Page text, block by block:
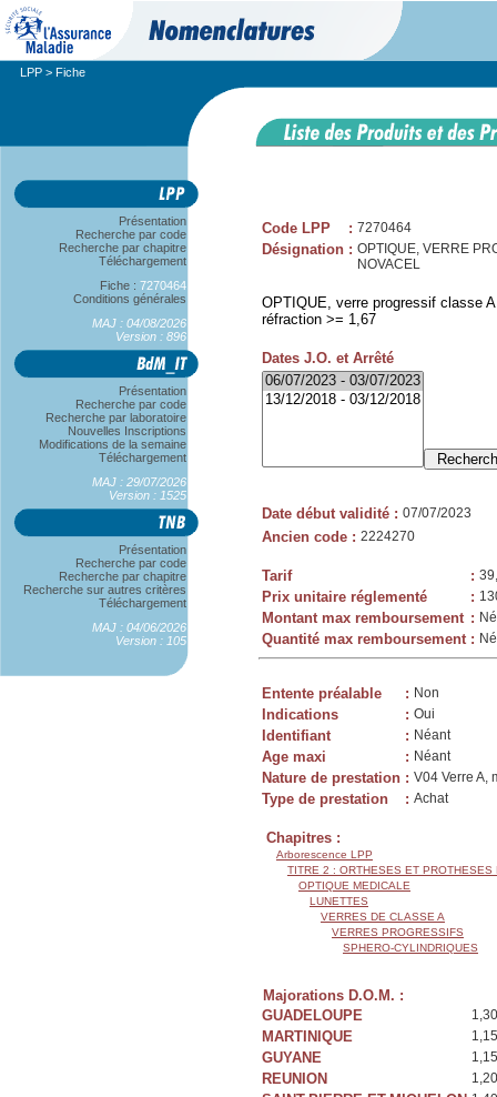
LPP > Fiche
Présentation
Recherche par code
Recherche par chapitre
Téléchargement
Fiche : 7270464
Conditions générales
MAJ : 04/08/2026
Version : 896
Présentation
Recherche par code
Recherche par laboratoire
Nouvelles Inscriptions
Modifications de la semaine
Téléchargement
MAJ : 29/07/2026
Version : 1525
Présentation
Recherche par code
Recherche par chapitre
Recherche sur autres critères
Téléchargement
MAJ : 04/06/2026
Version : 105
Code LPP : 7270464
Désignation : OPTIQUE, VERRE
NOVACEL
OPTIQUE, verre progressif classe
réfraction >= 1,67
Dates J.O. et Arrêté
Date début validité : 07/07/2023
Ancien code : 2224270
Tarif :
Prix unitaire réglementé :
Montant max remboursement :
Quantité max remboursement :
Entente préalable : Non
Indications : Oui
Identifiant : Néant
Age maxi : Néant
Nature de prestation : V04 Verre A,
Type de prestation : Achat
Chapitres :
Arborescence LPP
TITRE 2 : ORTHESES ET PROTHESES
OPTIQUE MEDICALE
LUNETTES
VERRES DE CLASSE A
VERRES PROGRESSIFS
SPHERO-CYLINDRIQUES
Majorations D.O.M. :
GUADELOUPE
MARTINIQUE
GUYANE
REUNION